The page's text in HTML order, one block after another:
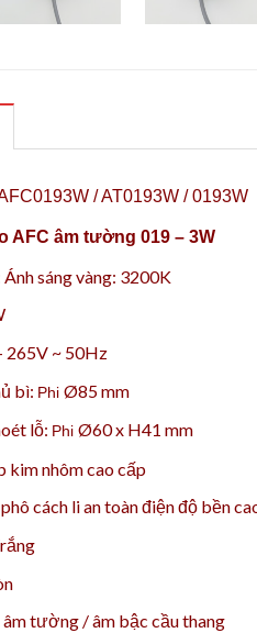
/ AT0193W / 0193W
AFC âm tường 019 – 3W
Ánh sáng vàng: 3200K
265V ~ 50Hz
bì: Phi Ø85 mm
lỗ: Phi Ø60 x H41 mm
kim nhôm cao cấp
cách li an toàn điện độ bền
âm tường / âm bậc cầu thang